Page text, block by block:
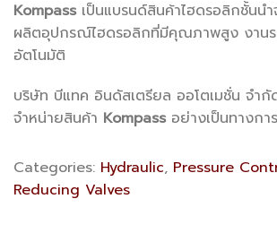
Kompassเป็นแบรนด์สินค้าไฮดรอลิกชั้นนำ
ผลิตอุปกรณ์ไฮดรอลิกที่มีคุณภาพสูง งานร
อัตโนมัติ
บริษัท บีแทค อินดัสเตรียล ออโตเมชั่น จำกั
จำหน่ายสินค้า Kompassอย่างเป็นทางการ
Categories: Hydraulic, Pressure
Reducing Valves